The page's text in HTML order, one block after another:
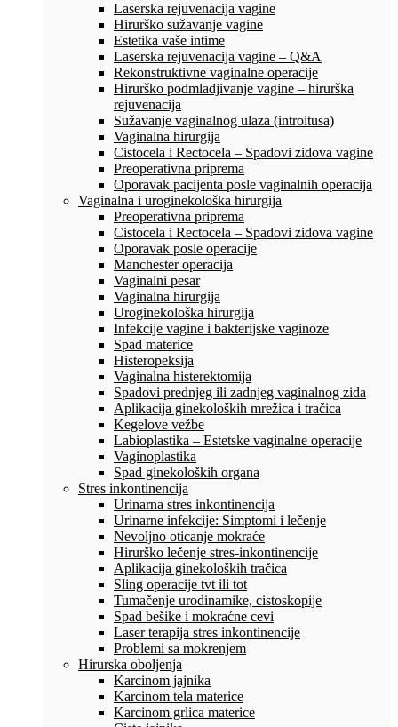
Laserska rejuvenacija vagine
Hirurško sužavanje vagine
Estetika vaše intime
Laserska rejuvenacija vagine – Q&A
Rekonstruktivne vaginalne operacije
Hirurško podmladjivanje vagine – hirurška
rejuvenacija
Sužavanje vaginalnog ulaza (introitusa)
Vaginalna hirurgija
Cistocela i Rectocela – Spadovi zidova vagine
Preoperativna priprema
Oporavak pacijenta posle vaginalnih operacija
Vaginalna i uroginekološka hirurgija
Preoperativna priprema
Cistocela i Rectocela – Spadovi zidova vagine
Oporavak posle operacije
Manchester operacija
Vaginalni pesar
Vaginalna hirurgija
Uroginekološka hirurgija
Infekcije vagine i bakterijske vaginoze
Spad materice
Histeropeksija
Vaginalna histerektomija
Spadovi prednjeg ili zadnjeg vaginalnog zida
Aplikacija ginekoloških mrežica i tračica
Kegelove vežbe
Labioplastika – Estetske vaginalne operacije
Vaginoplastika
Spad ginekoloških organa
Stres inkontinencija
Urinarna stres inkontinencija
Urinarne infekcije: Simptomi i lečenje
Nevoljno oticanje mokraće
Hirurško lečenje stres-inkontinencije
Aplikacija ginekoloških tračica
Sling operacije tvt ili tot
Tumačenje urodinamike, cistoskopije
Spad bešike i mokraćne cevi
Laser terapija stres inkontinencije
Problemi sa mokrenjem
Hirurska oboljenja
Karcinom jajnika
Karcinom tela materice
Karcinom grlica materice